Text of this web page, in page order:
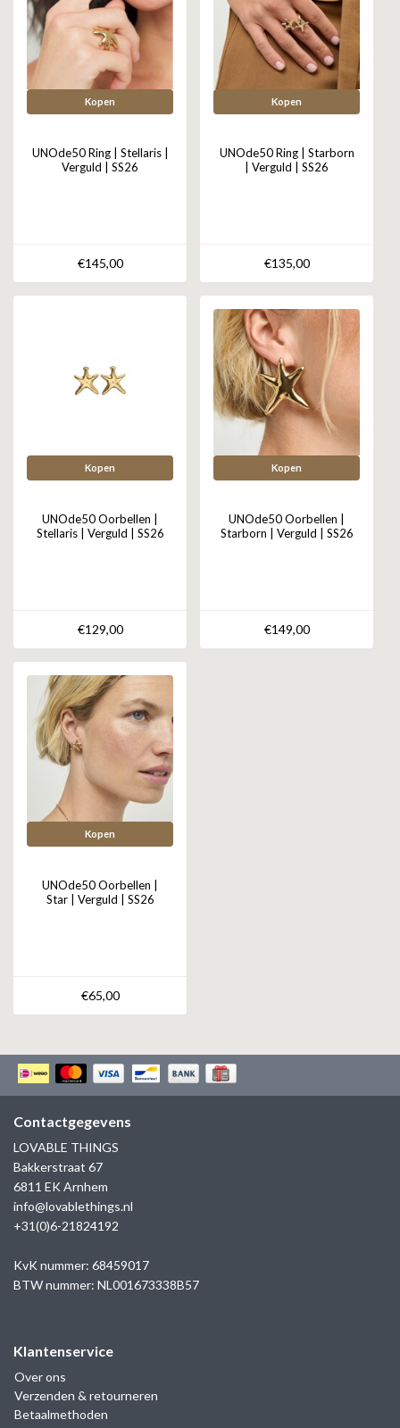
Kopen
UNOde50 Ring | Stellaris |
Verguld | SS26
€145,00
Kopen
UNOde50 Ring | Starborn
| Verguld | SS26
€135,00
Kopen
UNOde50 Oorbellen |
Stellaris | Verguld | SS26
€129,00
Kopen
UNOde50 Oorbellen |
Starborn | Verguld | SS26
€149,00
Kopen
UNOde50 Oorbellen |
Star | Verguld | SS26
€65,00
Contactgegevens
LOVABLE THINGS
Bakkerstraat 67
6811 EK Arnhem
info@lovablethings.nl
+31(0)6-21824192
KvK nummer: 68459017
BTW nummer: NL001673338B57
Klantenservice
Over ons
Verzenden & retourneren
Betaalmethoden